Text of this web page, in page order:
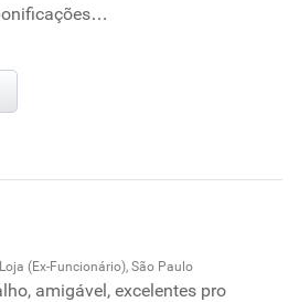
empresa
(Ex-Funcionário), São Paulo
amigável, excelentes pro